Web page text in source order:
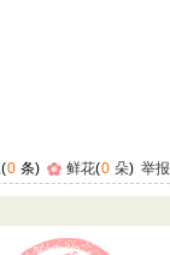
(0 条) 鲜花(0 朵) 举报